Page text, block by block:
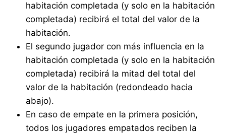
habitación completada (y solo en la habitación
completada) recibirá el total del valor de la
habitación.
El segundo jugador con más influencia en la
habitación completada (y solo en la habitación
completada) recibirá la mitad del total del
valor de la habitación (redondeado hacia
abajo).
En caso de empate en la primera posición,
todos los jugadores empatados reciben la